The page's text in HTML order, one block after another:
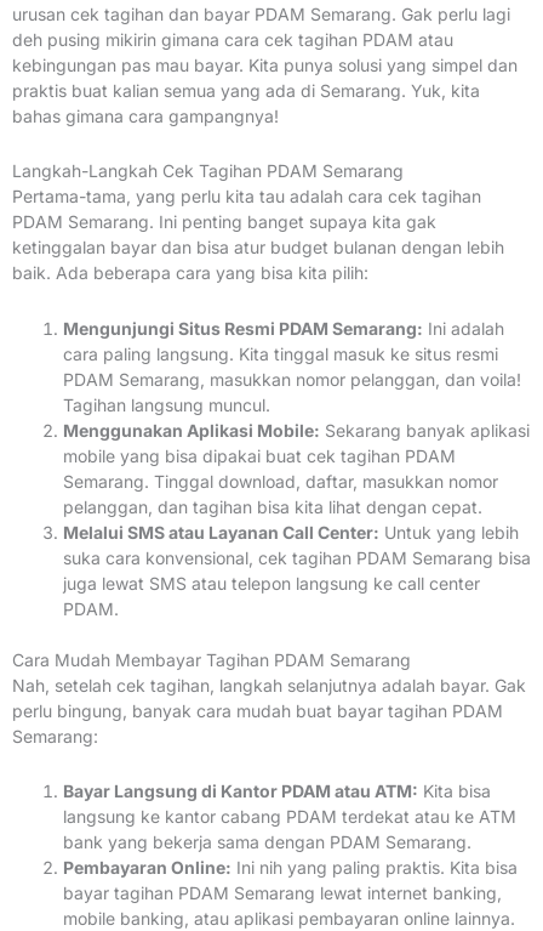
urusan cek tagihan dan bayar PDAM Semarang. Gak perlu lagi
deh pusing mikirin gimana cara cek tagihan PDAM atau
kebingungan pas mau bayar. Kita punya solusi yang simpel dan
praktis buat kalian semua yang ada di Semarang. Yuk, kita
bahas gimana cara gampangnya!
Langkah-Langkah Cek Tagihan PDAM Semarang
Pertama-tama, yang perlu kita tau adalah cara cek tagihan
PDAM Semarang. Ini penting banget supaya kita gak
ketinggalan bayar dan bisa atur budget bulanan dengan lebih
baik. Ada beberapa cara yang bisa kita pilih:
Mengunjungi Situs Resmi PDAM Semarang: Ini adalah
cara paling langsung. Kita tinggal masuk ke situs resmi
PDAM Semarang, masukkan nomor pelanggan, dan voila!
Tagihan langsung muncul.
Menggunakan Aplikasi Mobile: Sekarang banyak aplikasi
mobile yang bisa dipakai buat cek tagihan PDAM
Semarang. Tinggal download, daftar, masukkan nomor
pelanggan, dan tagihan bisa kita lihat dengan cepat.
Melalui SMS atau Layanan Call Center: Untuk yang lebih
suka cara konvensional, cek tagihan PDAM Semarang bisa
juga lewat SMS atau telepon langsung ke call center
PDAM.
Cara Mudah Membayar Tagihan PDAM Semarang
Nah, setelah cek tagihan, langkah selanjutnya adalah bayar. Gak
perlu bingung, banyak cara mudah buat bayar tagihan PDAM
Semarang:
Bayar Langsung di Kantor PDAM atau ATM: Kita bisa
langsung ke kantor cabang PDAM terdekat atau ke ATM
bank yang bekerja sama dengan PDAM Semarang.
Pembayaran Online: Ini nih yang paling praktis. Kita bisa
bayar tagihan PDAM Semarang lewat internet banking,
mobile banking, atau aplikasi pembayaran online lainnya.